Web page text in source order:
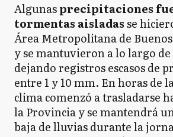
Algunasprecipitaciones
tormentas aisladasse
Área Metropolitana de
y se mantuvieron a lo largo de
dejando registros escasos de
entre 1 y 10 mm. En horas de
clima comenzó a trasladarse
la Provincia y se mantendrá
baja de lluvias durante la